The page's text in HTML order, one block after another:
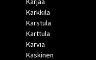
Karkkila
Karstula
Karttula
Karvia
Kaskinen